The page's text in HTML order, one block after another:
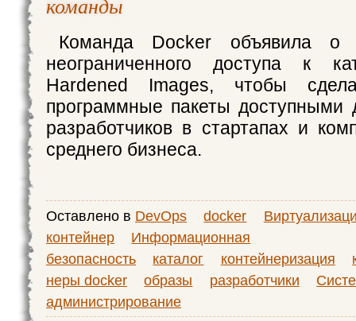
Команда Docker объявила о
неограниченного доступа к
Hardened Images, чтобы
программные пакеты доступными
разработчиков в стартапах и
среднего бизнеса.
Оставлено в DevOps docker
контейнер
Информационная
безопасность
каталог контейнеризация
неры docker
образы разработчики
администрирование